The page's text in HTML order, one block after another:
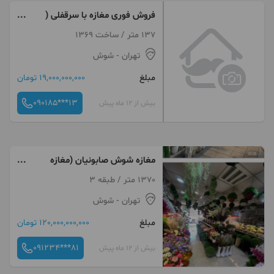
فروش فوری مغازه با سرقفلی (
شوش )
137 متر / ساخت 1369
تهران - شوش
مبلغ
19,000,000,000 تومان
بیش از 12 ماه پیش 090185***13
مغازه شوش صابونیان (مغازه
پربرکت)
1370 متر / طبقه 3
تهران - شوش
مبلغ
120,000,000,000 تومان
بیش از 12 ماه پیش 091234***81